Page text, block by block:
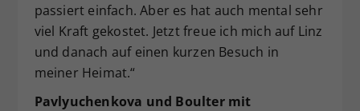
passiert einfach. Aber es hat auch mental sehr
viel Kraft gekostet. Jetzt freue ich mich auf Linz
und danach auf einen kurzen Besuch in
meiner Heimat.“
Pavlyuchenkova und Boulter mit